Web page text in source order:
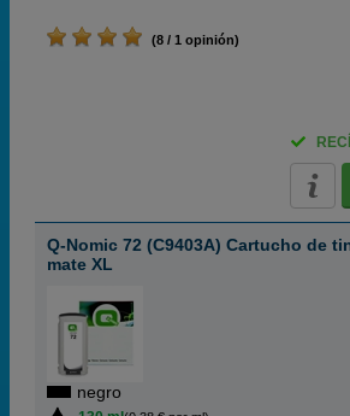
(8 / 1 opinión)
Q-Nomic 72 (C9403A) Cartucho de
mate XL
negro